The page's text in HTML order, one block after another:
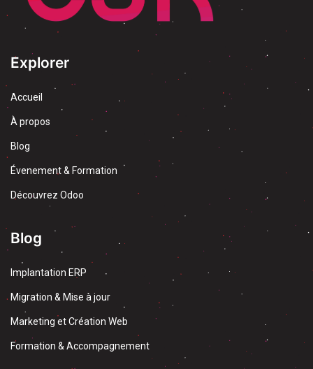
Blog
Implantation ERP
Migration & Mise à jour
Marketing et Création Web
Formation & Accompagnement
Explorer
Accueil
À propos
Blog
Évenement & Formation
Découvrez Odoo